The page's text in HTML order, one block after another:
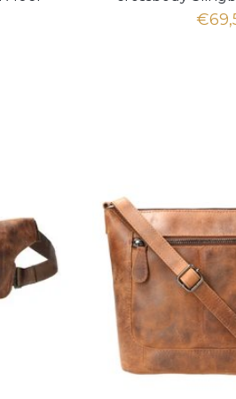
Hunter